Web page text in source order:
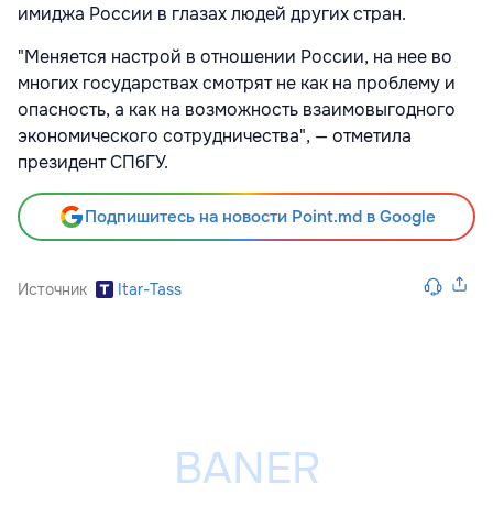
имиджа России в глазах людей других стран.
"Меняется настрой в отношении России, на нее во
многих государствах смотрят не как на проблему и
опасность, а как на возможность взаимовыгодного
экономического сотрудничества", — отметила
президент СПбГУ.
Подпишитесь на новости Point.md в Google
Источник Itar-Tass